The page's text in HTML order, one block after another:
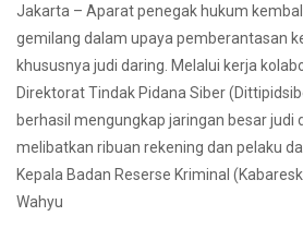
Jakarta – Aparat penegak hukum
gemilang dalam upaya pemberantasan
khususnya judi daring. Melalui kerja
Direktorat Tindak Pidana Siber
berhasil mengungkap jaringan besar judi
melibatkan ribuan rekening dan pelaku
Kepala Badan Reserse Kriminal
Wahyu